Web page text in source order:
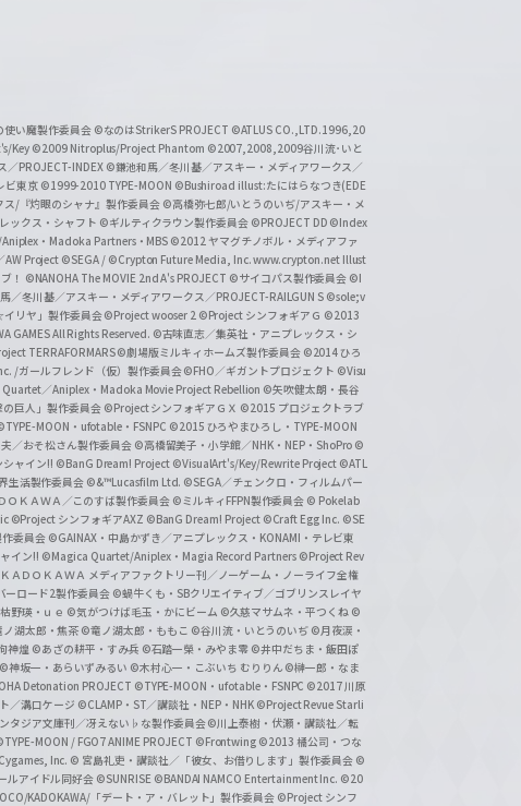
い魔製作委員会 ©なのはStrikerS PROJECT ©ATLUS CO.,LTD.1996,20
Key ©2009 Nitroplus/Project Phantom ©2007,2008,2009谷川流･いと
／PROJECT-INDEX ©鎌池和馬／冬川基／アスキー・メディアワークス／
ビ東京 ©1999-2010 TYPE-MOON ©Bushiroad illust:たにはらなつき(EDE
/『灼眼のシャナ』製作委員会 ©高橋弥七郎/いとうのいぢ/アスキー・メ
ックス・シャフト ©ギルティクラウン製作委員会 ©PROJECT DD ©Index
・Madoka Partners・MBS ©2012 ヤマグチノボル・メディアファ
AW Project ©SEGA / ©Crypton Future Media, Inc. www.crypton.net Illust
！ ©NANOHA The MOVIE 2nd A's PROJECT ©サイコパス製作委員会 ©I
／冬川基／アスキー・メディアワークス／PROJECT-RAILGUN S ©sole;v
リヤ」製作委員会©Project wooser 2 ©Project シンフォギアＧ ©2013
GAMES All Rights Reserved. ©古味直志／集英社・アニプレックス・シ
TERRAFORMARS©劇場版ミルキィホームズ製作委員会 ©2014 ひろ
/ガールフレンド（仮）製作委員会©FHO／ギガントプロジェクト ©Visu
／Aniplex・Madoka Movie Project Rebellion ©矢吹健太朗・長谷
巨人」製作委員会 ©Project シンフォギアＧＸ ©2015 プロジェクトラブ
MOON・ufotable・FSNPC ©2015 ひろやまひろし・TYPE-MOON
／おそ松さん製作委員会 ©高橋留美子・小学館／NHK・NEP・ShoPro ©
ャイン!! ©BanG Dream! Project ©VisualArt's/Key/Rewrite Project ©ATL
生活製作委員会 ©&™Lucasfilm Ltd. ©SEGA／チェンクロ・フィルムパー
ＫＡＷＡ／このすば製作委員会 ©ミルキィFFPN製作委員会 © Pokelab
©Project シンフォギアAXZ ©BanG Dream! Project ©Craft Egg Inc. ©SE
委員会 ©GAINAX・中島かずき／アニプレックス・KONAMI・テレビ東
イン!! ©Magica Quartet/Aniplex・Magia Record Partners ©Project Rev
ＡＤＯＫＡＷＡ メディアファクトリー刊／ノーゲーム・ノーライフ全権
ーロード2製作委員会 ©蝸牛くも・SBクリエイティブ／ゴブリンスレイヤ
野瑛・ｕｅ ©気がつけば毛玉・かにビーム ©久慈マサムネ・平つくね ©
湖太郎・焦茶 ©竜ノ湖太郎・ももこ ©谷川流・いとうのいぢ ©月夜涙・
神煌 ©あざの耕平・すみ兵 ©石踏一榮・みやま零 ©井中だちま・飯田ぽ
©神坂一・あらいずみるい ©木村心一・こぶいち むりりん ©榊一郎・なま
Detonation PROJECT ©TYPE-MOON・ufotable・FSNPC ©2017 川原
／溝口ケージ ©CLAMP・ST／講談社・NEP・NHK ©Project Revue Starli
ジア文庫刊／冴えない♭な製作委員会©川上泰樹・伏瀬・講談社／転
MOON / FGO7 ANIME PROJECT ©Frontwing ©2013 橘公司・つな
Inc. © 宮島礼吏・講談社／「彼女、お借りします」製作委員会 ©
ルアイドル同好会 ©SUNRISE ©BANDAI NAMCO Entertainment Inc. ©20
KADOKAWA/「デート・ア・バレット」製作委員会 ©Project シンフ